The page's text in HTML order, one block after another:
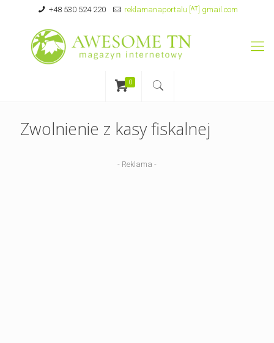
+48 530 524 220 reklamanaportalu [ᴬᵀ] gmail.com
0
Zwolnienie z kasy fiskalnej
- Reklama -